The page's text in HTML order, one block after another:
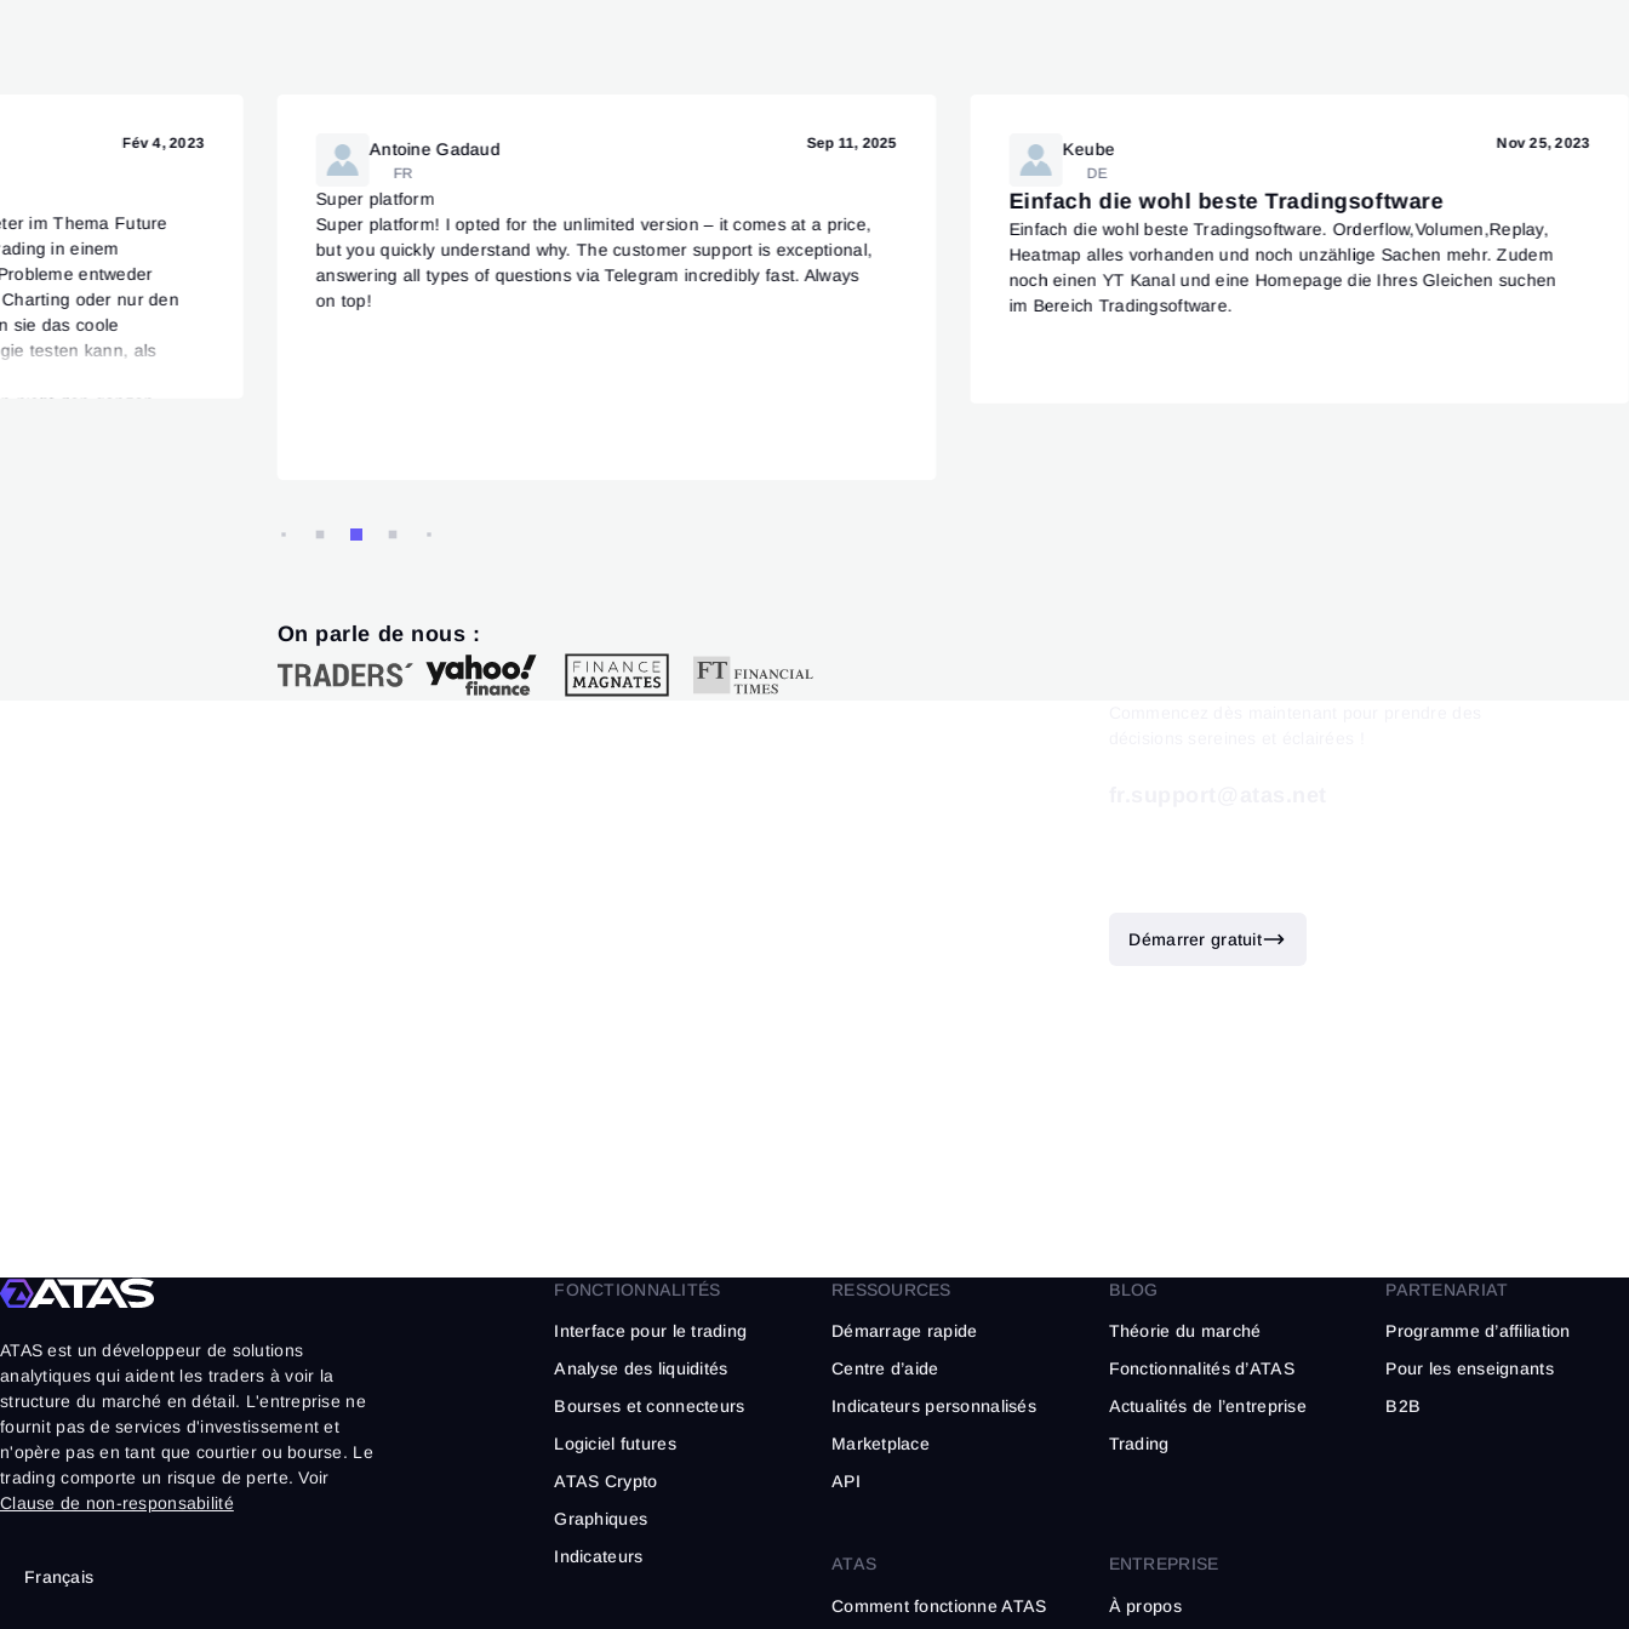
Fév 4, 2023
im Thema Future
in einem
entweder
oder nur den
sie das coole
testen kann, als
nicht den ganzen
Antoine Gadaud
FR
Sep 11, 2025
Super platform
Super platform! I opted for the unlimited version – it comes at a price,
but you quickly understand why. The customer support is exceptional,
answering all types of questions via Telegram incredibly fast. Always
on top!
Keube
DE
Nov 25, 2023
Einfach die wohl beste Tradingsoftware
Einfach die wohl beste Tradingsoftware. Orderflow,Volumen,Replay,
Heatmap alles vorhanden und noch unzählige Sachen mehr. Zudem
noch einen YT Kanal und eine Homepage die Ihres Gleichen suchen
im Bereich Tradingsoftware.
On parle de nous :
Démarrer gratuit
ATAS est un développeur de solutions
analytiques qui aident les traders à voir la
structure du marché en détail. L'entreprise ne
fournit pas de services d'investissement et
n'opère pas en tant que courtier ou bourse. Le
trading comporte un risque de perte. Voir
Clause de non-responsabilité
Français
FONCTIONNALITÉS
Interface pour le trading
Analyse des liquidités
Bourses et connecteurs
Logiciel futures
ATAS Crypto
Graphiques
Indicateurs
RESSOURCES
Démarrage rapide
Centre d’aide
Indicateurs personnalisés
Marketplace
API
BLOG
Théorie du marché
Fonctionnalités d’ATAS
Actualités de l’entreprise
Trading
PARTENARIAT
Programme d’affiliation
Pour les enseignants
B2B
ATAS
Comment fonctionne ATAS
ENTREPRISE
À propos